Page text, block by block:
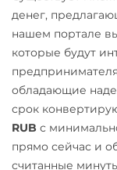
Pax Dollar
ERC20
Pepe
Pol (ex-
Qtum
Открытие
ОТП Банк
Ощадбанк
Почта Банк
Приват24
денег,
нашем портале
которые будут
обладающие
срок
RUB с
прямо сейчас и
считанные